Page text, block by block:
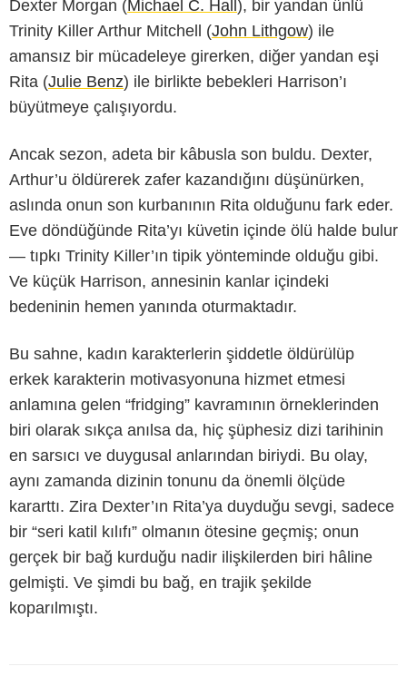
Dexter Morgan ( Michael C. Hall ), bir yandan ünlü
Trinity Killer Arthur Mitchell (John Lithgow) ile
amansız bir mücadeleye girerken, diğer yandan eşi
Rita (Julie Benz) ile birlikte bebekleri Harrison’ı
büyütmeye çalışıyordu.
Ancak sezon, adeta bir kâbusla son buldu. Dexter,
Arthur’u öldürerek zafer kazandığını düşünürken,
aslında onun son kurbanının Rita olduğunu fark eder.
Eve döndüğünde Rita’yı küvetin içinde ölü halde bulur
— tıpkı Trinity Killer’ın tipik yönteminde olduğu gibi.
Ve küçük Harrison, annesinin kanlar içindeki
bedeninin hemen yanında oturmaktadır.
Bu sahne, kadın karakterlerin şiddetle öldürülüp
erkek karakterin motivasyonuna hizmet etmesi
anlamına gelen “fridging” kavramının örneklerinden
biri olarak sıkça anılsa da, hiç şüphesiz dizi tarihinin
en sarsıcı ve duygusal anlarından biriydi. Bu olay,
aynı zamanda dizinin tonunu da önemli ölçüde
kararttı. Zira Dexter’ın Rita’ya duyduğu sevgi, sadece
bir “seri katil kılıfı” olmanın ötesine geçmiş; onun
gerçek bir bağ kurduğu nadir ilişkilerden biri hâline
gelmişti. Ve şimdi bu bağ, en trajik şekilde
koparılmıştı.